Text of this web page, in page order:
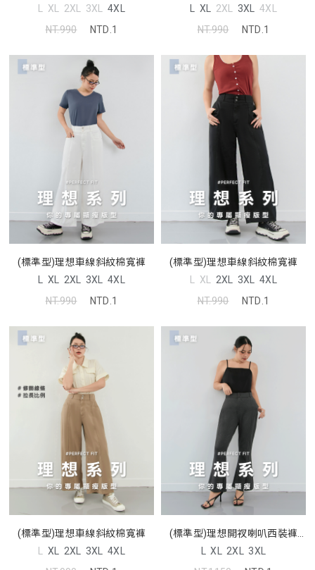
L XL 2XL 3XL 4XL
NT.990
NTD.1
L XL 2XL 3XL 4XL
NT.990
NTD.1
(標準型)理想車線斜紋棉寬褲
L XL 2XL 3XL 4XL
NT.990
NTD.1
(標準型)理想車線斜紋棉寬褲
L XL 2XL 3XL 4XL
NT.990
NTD.1
(標準型)理想車線斜紋棉寬褲
L XL 2XL 3XL 4XL
(標準型)理想開衩喇叭西裝褲
MISS
L XL 2XL 3XL